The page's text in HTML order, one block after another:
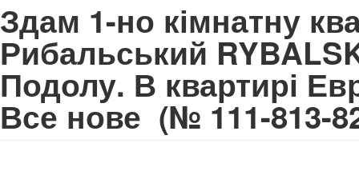
Здам 1-но кімнатну
Рибальський
Подолу. В квартирі
Все нове (№ 111-813-